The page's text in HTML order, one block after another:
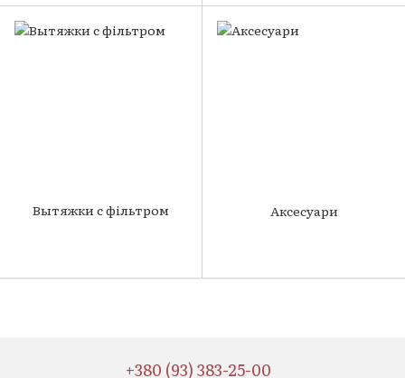
Вытяжки с фільтром Аксесуари
+380 (93) 383-25-00